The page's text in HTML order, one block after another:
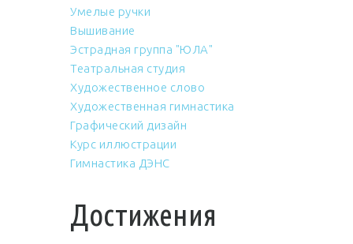
Умелые ручки
Вышивание
Эстрадная группа "ЮЛА"
Театральная студия
Художественное слово
Художественная гимнастика
Графический дизайн
Курс иллюстрации
Гимнастика ДЭНС
Достижения